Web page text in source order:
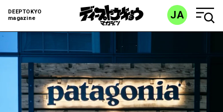
DEEPTOKYO
magazine
JA